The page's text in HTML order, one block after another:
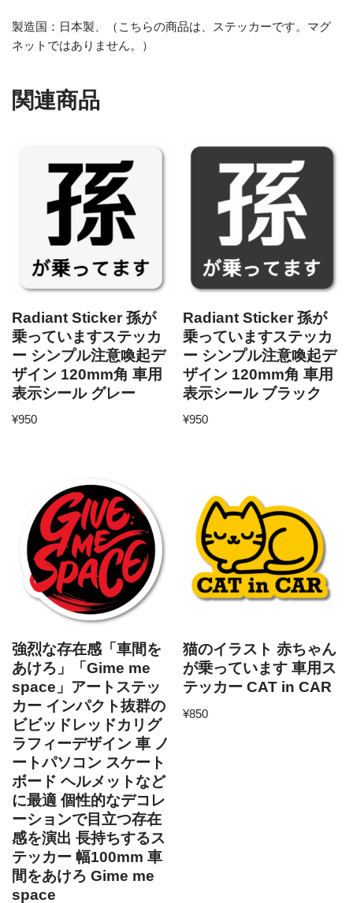
製造国：日本製、（こちらの商品は、ステッカーです。マグ
ネットではありません。）
関連商品
Radiant Sticker 孫が
乗っていますステッカ
ー シンプル注意喚起デ
ザイン 120mm角 車用
表示シール グレー
¥950
Radiant Sticker 孫が
乗っていますステッカ
ー シンプル注意喚起デ
ザイン 120mm角 車用
表示シール ブラック
¥950
強烈な存在感「車間を
あけろ」「Gime me
space」アートステッ
カー インパクト抜群の
ビビッドレッドカリグ
ラフィーデザイン 車 ノ
ートパソコン スケート
ボード ヘルメットなど
に最適 個性的なデコレ
ーションで目立つ存在
感を演出 長持ちするス
テッカー 幅100mm 車
間をあけろ Gime me
space
猫のイラスト 赤ちゃん
が乗っています 車用ス
テッカー CAT in CAR
¥850